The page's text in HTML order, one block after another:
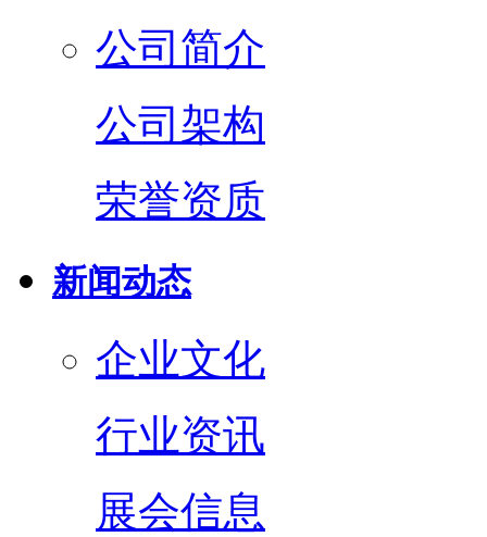
公司简介
公司架构
荣誉资质
新闻动态
企业文化
行业资讯
展会信息